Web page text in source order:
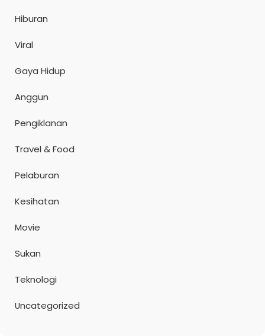
Hiburan
Viral
Gaya Hidup
Anggun
Pengiklanan
Travel & Food
Pelaburan
Kesihatan
Movie
Sukan
Teknologi
Uncategorized